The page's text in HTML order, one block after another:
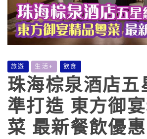
旅遊 生活+ 飲食
珠海棕泉酒店五
準打造 東方御
菜 最新餐飲優惠